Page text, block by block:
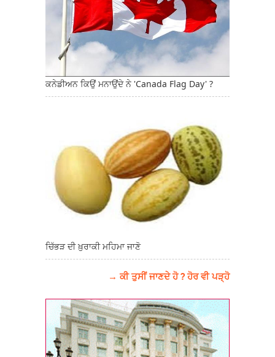
ਕਨੇਡੀਅਨ ਕਿਉਂ ਮਨਾਉਂਦੇ ਨੇ 'Canada Flag Day' ?
ਚਿੱਭੜ ਦੀ ਖ਼ੁਰਾਕੀ ਮਹਿਮਾ ਜਾਣੋ
→ ਕੀ ਤੁਸੀਂ ਜਾਣਦੇ ਹੋ ? ਹੋਰ ਵੀ ਪੜ੍ਹੋ